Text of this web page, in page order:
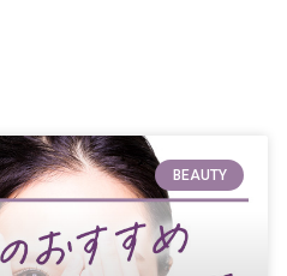
BEAUTY